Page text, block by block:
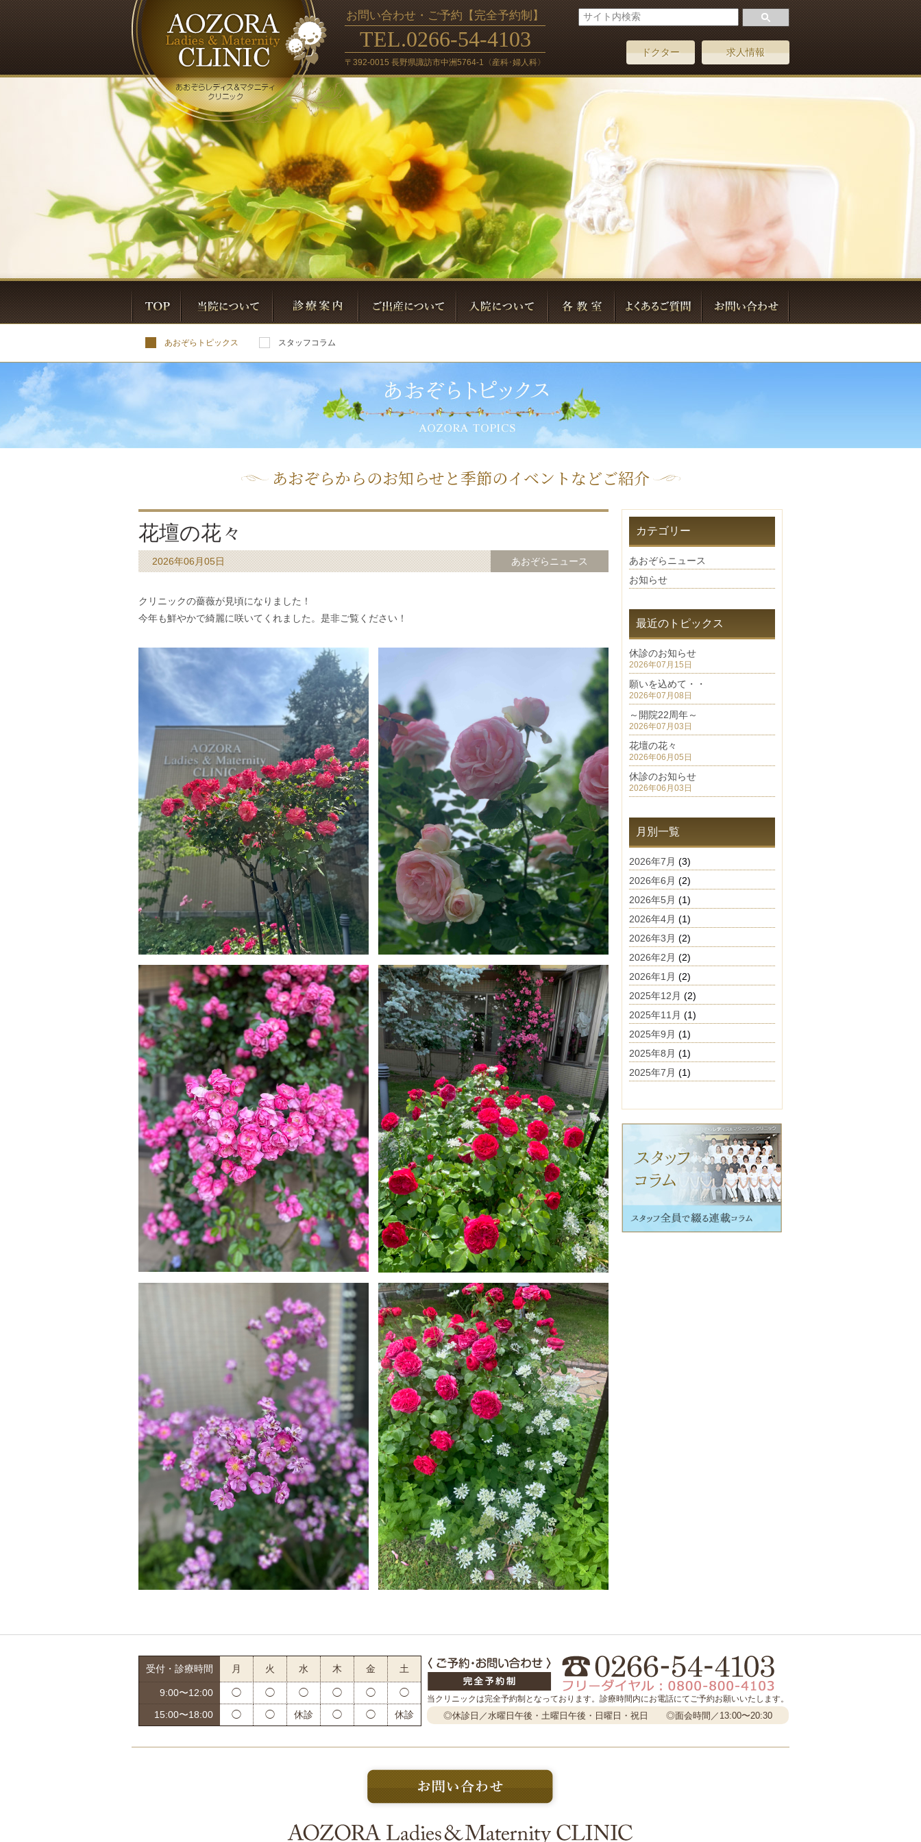
お問い合わせ・ご予約【完全予約制】
TEL.0266-54-4103
〒392-0015 長野県諏訪市中洲5764-1〈産科･婦人科〉
求人情報
ドクター
診療案内 ご出産について 入院について
各種プログラ
ム
あおぞらトピックス スタッフコラム
あおぞらからのお知らせと季節のイベントなどご紹介
花壇の花々
2026年06月05日 あおぞらニュース
クリニックの薔薇が見頃になりました！
今年も鮮やかで綺麗に咲いてくれました。是非ご覧ください！
カテゴリー
あおぞらニュース
お知らせ
最近のトピックス
休診のお知らせ
2026年07月15日
願いを込めて・・
2026年07月08日
～開院22周年～
2026年07月03日
花壇の花々
2026年06月05日
休診のお知らせ
2026年06月03日
月別一覧
2026年7月 (3)
2026年6月 (2)
2026年5月 (1)
2026年4月 (1)
2026年3月 (2)
2026年2月 (2)
2026年1月 (2)
2025年12月 (2)
2025年11月 (1)
2025年9月 (1)
2025年8月 (1)
2025年7月 (1)
受付・診療時間 月 火 水 木 金 土
9:00〜12:00 ◯ ◯ ◯ ◯ ◯
◯
15:00〜18:00
◯ ◯ 休診 ◯ ◯ 休診
当クリニックは完全予約制となっております。 診療時間内にお電話にてご予約お願いいたします。
◎休診日／水曜日午後・土曜日午後・日曜日・祝日 ◎面会時間／13:00〜20:30